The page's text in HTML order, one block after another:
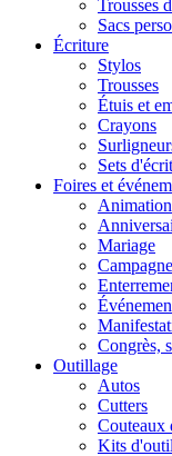
Trousses
Sacs
Écriture
Stylos
Trousses
Étuis et
Crayons
Sets
Foires et
Mariage
Congrès,
Outillage
Autos
Cutters
Couteaux
Kits